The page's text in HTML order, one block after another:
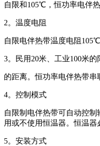
自限和105℃，恒功率电伴
2。温度电阻
自限电伴热带温度电阻
3。民用20米、工业100米
的距离。恒功率电伴热带串
4。控制模式
自限制电伴热带可自动控
用或不使用恒温器。恒温
5。安装方式